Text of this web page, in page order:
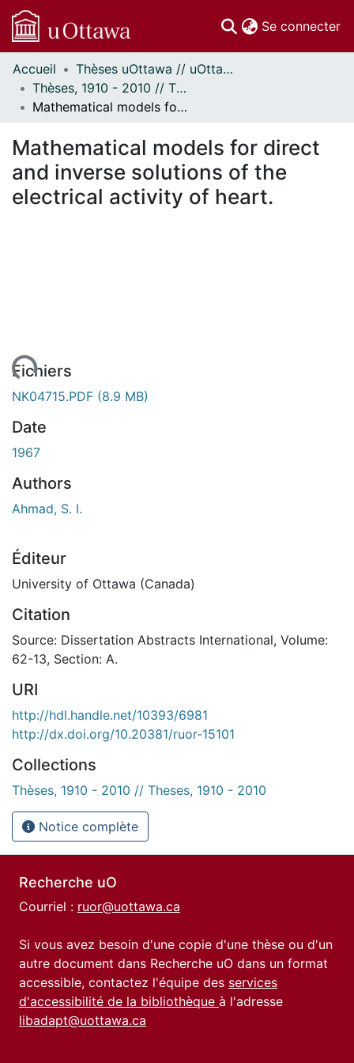
Se connecter
Communautés
et collections
Parcourir
À propos
Accueil
Thèses uOttawa // uOttawa Theses
Thèses, 1910 - 2010 // Theses, 1910 - 2010
Mathematical models for direct and inverse solutions of the electrical activity of heart.
Mathematical models for direct
and inverse solutions of the
electrical activity of heart.
Fichiers
NK04715.PDF (8.9 MB)
Date
1967
Authors
Ahmad, S. I.
Éditeur
University of Ottawa (Canada)
Citation
Source: Dissertation Abstracts International, Volume:
62-13, Section: A.
URI
http://hdl.handle.net/10393/6981
http://dx.doi.org/10.20381/ruor-15101
Collections
Thèses, 1910 - 2010 // Theses, 1910 - 2010
Notice complète
Recherche uO
Courriel : ruor@uottawa.ca
Si vous avez besoin d'une copie d'une thèse ou d'un
autre document dans Recherche uO dans un format
accessible, contactez l'équipe des services
d'accessibilité de la bibliothèque à l'adresse
libadapt@uottawa.ca